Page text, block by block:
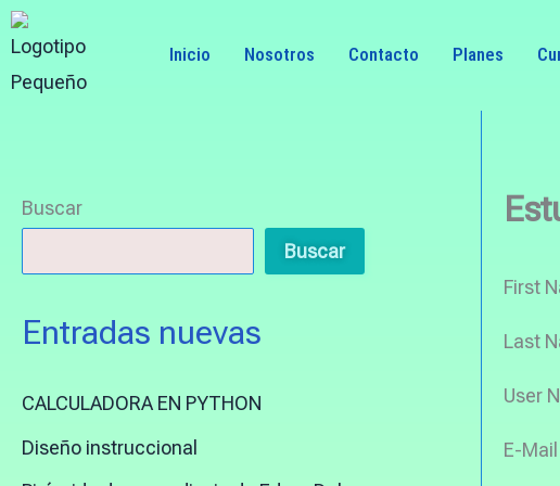
Skip
to
content
Inicio Nosotros Contacto Planes
Buscar
Buscar
Entradas nuevas
CALCULADORA EN PYTHON
Diseño instruccional
First
Last
User
E-Mail